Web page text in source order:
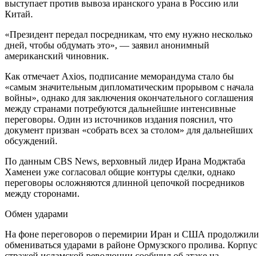
выступает против вывоза иранского урана в Россию или
Китай.
«Президент передал посредникам, что ему нужно несколько
дней, чтобы обдумать это», — заявил анонимный
американский чиновник.
Как отмечает Axios, подписание меморандума стало бы
«самым значительным дипломатическим прорывом с начала
войны», однако для заключения окончательного соглашения
между странами потребуются дальнейшие интенсивные
переговоры. Один из источников издания пояснил, что
документ призван «собрать всех за столом» для дальнейших
обсуждений.
По данным CBS News, верховный лидер Ирана Моджтаба
Хаменеи уже согласовал общие контуры сделки, однако
переговоры осложняются длинной цепочкой посредников
между сторонами.
Обмен ударами
На фоне переговоров о перемирии Иран и США продолжили
обмениваться ударами в районе Ормузского пролива. Корпус